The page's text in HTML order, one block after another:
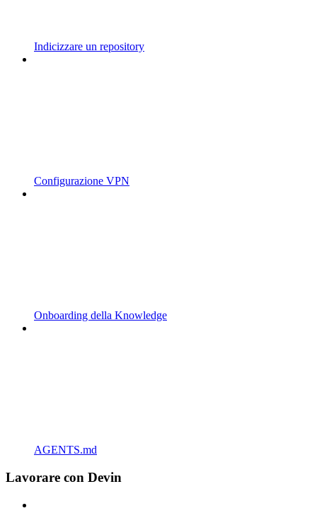
Indicizzare un repository
Configurazione VPN
Onboarding della Knowledge
AGENTS.md
Lavorare con Devin